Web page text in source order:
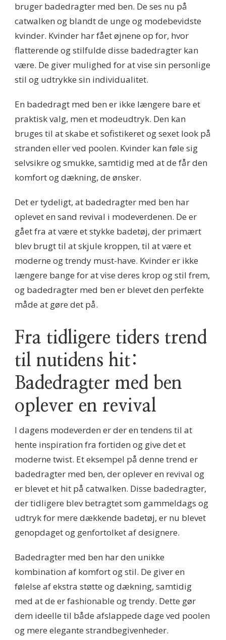
bruger badedragter med ben. De ses nu på
catwalken og blandt de unge og modebevidste
kvinder. Kvinder har fået øjnene op for, hvor
flatterende og stilfulde disse badedragter kan
være. De giver mulighed for at vise sin personlige
stil og udtrykke sin individualitet.
En badedragt med ben er ikke længere bare et
praktisk valg, men et modeudtryk. Den kan
bruges til at skabe et sofistikeret og sexet look på
stranden eller ved poolen. Kvinder kan føle sig
selvsikre og smukke, samtidig med at de får den
komfort og dækning, de ønsker.
Det er tydeligt, at badedragter med ben har
oplevet en sand revival i modeverdenen. De er
gået fra at være et stykke badetøj, der primært
blev brugt til at skjule kroppen, til at være et
moderne og trendy must-have. Kvinder er ikke
længere bange for at vise deres krop og stil frem,
og badedragter med ben er blevet den perfekte
måde at gøre det på.
Fra tidligere tiders trend
til nutidens hit:
Badedragter med ben
oplever en revival
I dagens modeverden er der en tendens til at
hente inspiration fra fortiden og give det et
moderne twist. Et eksempel på denne trend er
badedragter med ben, der oplever en revival og
er blevet et hit på catwalken. Disse badedragter,
der tidligere blev betragtet som gammeldags og
udtryk for mere dækkende badetøj, er nu blevet
genopdaget og genfortolket af designere.
Badedragter med ben har den unikke
kombination af komfort og stil. De giver en
følelse af ekstra støtte og dækning, samtidig
med at de er fashionable og trendy. Dette gør
dem ideelle til både afslappede dage ved poolen
og mere elegante strandbegivenheder.